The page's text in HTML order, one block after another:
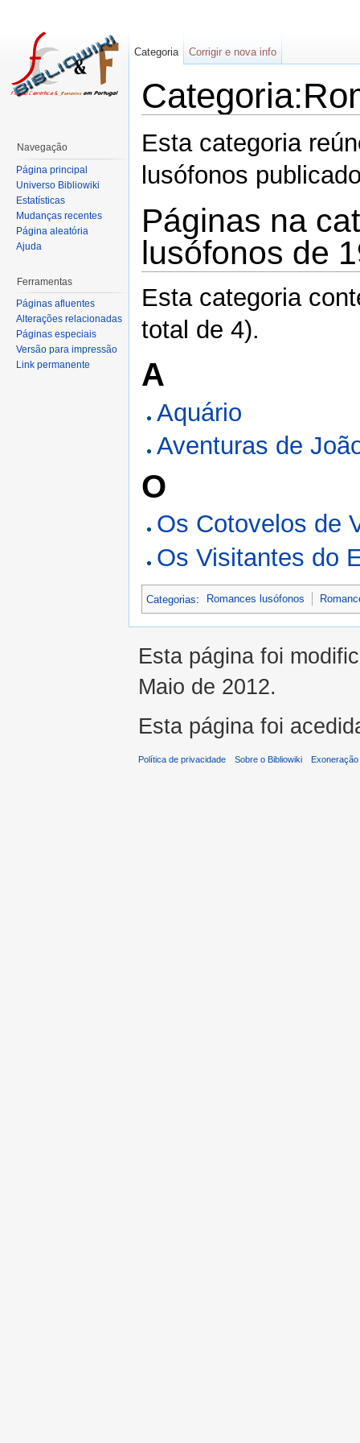
Esta categoria
lusófonos
Páginas na
lusófonos de
Esta categoria
total de 4).
A
Aquário
Aventuras de
O
Os Cotovelos de
Os Visitantes do
Categorias: Romances lusófonos
Categoria Corrigir e nova info
Navegação
Página principal
Universo Bibliowiki
Estatísticas
Mudanças recentes
Página aleatória
Ajuda
Ferramentas
Páginas afluentes
Alterações relacionadas
Páginas especiais
Versão para impressão
Link permanente
Esta página foi
Maio de 2012.
Esta página foi
Política de privacidade Sobre o Bibliowiki